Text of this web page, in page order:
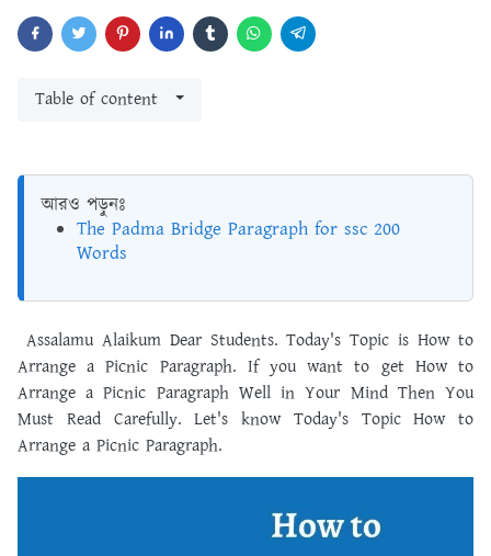
Table of content
আরও পড়ুনঃ
The Padma Bridge Paragraph for ssc 200
Words
Assalamu Alaikum Dear Students. Today's Topic is How to
Arrange a Picnic Paragraph. If you want to get How to
Arrange a Picnic Paragraph Well in Your Mind Then You
Must Read Carefully. Let's know Today's Topic How to
Arrange a Picnic Paragraph.